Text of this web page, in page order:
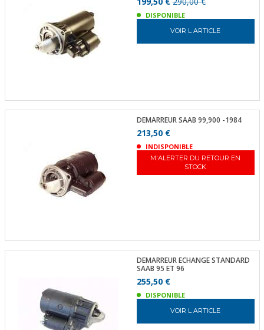
DISPONIBLE
VOIR L ARTICLE
DEMARREUR SAAB 99,900 -1984
213,50 €
INDISPONIBLE
M'ALERTER DU RETOUR EN
STOCK
DEMARREUR ECHANGE STANDARD
SAAB 95 ET 96
255,50 €
DISPONIBLE
VOIR L ARTICLE